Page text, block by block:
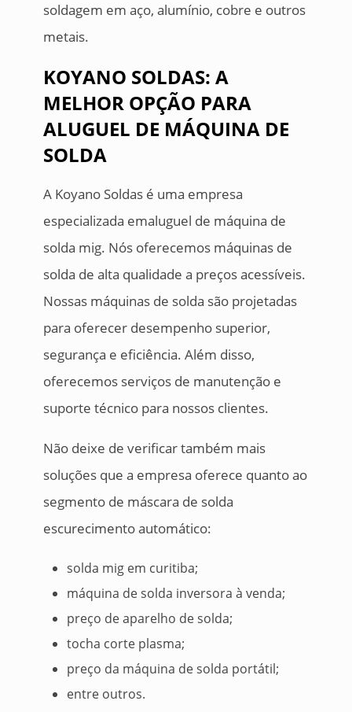
soldagem em aço, alumínio, cobre e outros
metais.
KOYANO SOLDAS: A
MELHOR OPÇÃO PARA
ALUGUEL DE MÁQUINA DE
SOLDA
A Koyano Soldas é uma empresa
especializada emaluguel de máquina de
solda mig. Nós oferecemos máquinas de
solda de alta qualidade a preços acessíveis.
Nossas máquinas de solda são projetadas
para oferecer desempenho superior,
segurança e eficiência. Além disso,
oferecemos serviços de manutenção e
suporte técnico para nossos clientes.
Não deixe de verificar também mais
soluções que a empresa oferece quanto ao
segmento de máscara de solda
escurecimento automático:
solda mig em curitiba;
máquina de solda inversora à venda;
preço de aparelho de solda;
tocha corte plasma;
preço da máquina de solda portátil;
entre outros.